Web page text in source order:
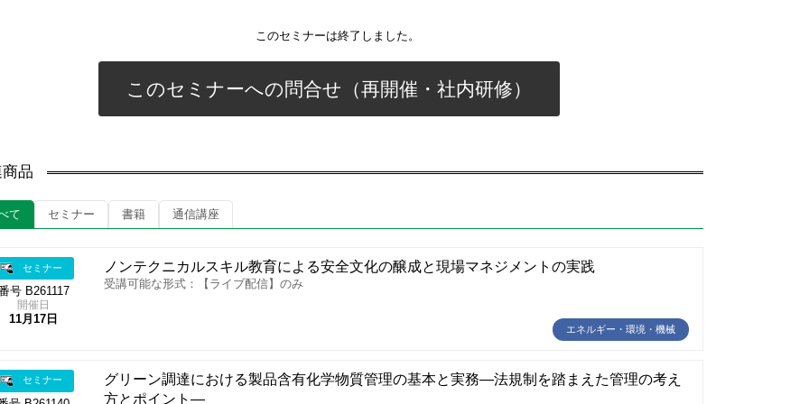
このセミナーは終了しました。
このセミナーへの問合せ（再開催・社内研修）
品
て セミナー 書籍 通信講座
セミナー
号 B261117
開催日
11月17日
ノンテクニカルスキル教育による安全文化の醸成と現場マネジメントの実践
受講可能な形式：【ライブ配信】のみ
エネルギー・環境・機械
セミナー
グリーン調達における製品含有化学物質管理の基本と実務―法規制を踏まえた管理の考え
方とポイント―